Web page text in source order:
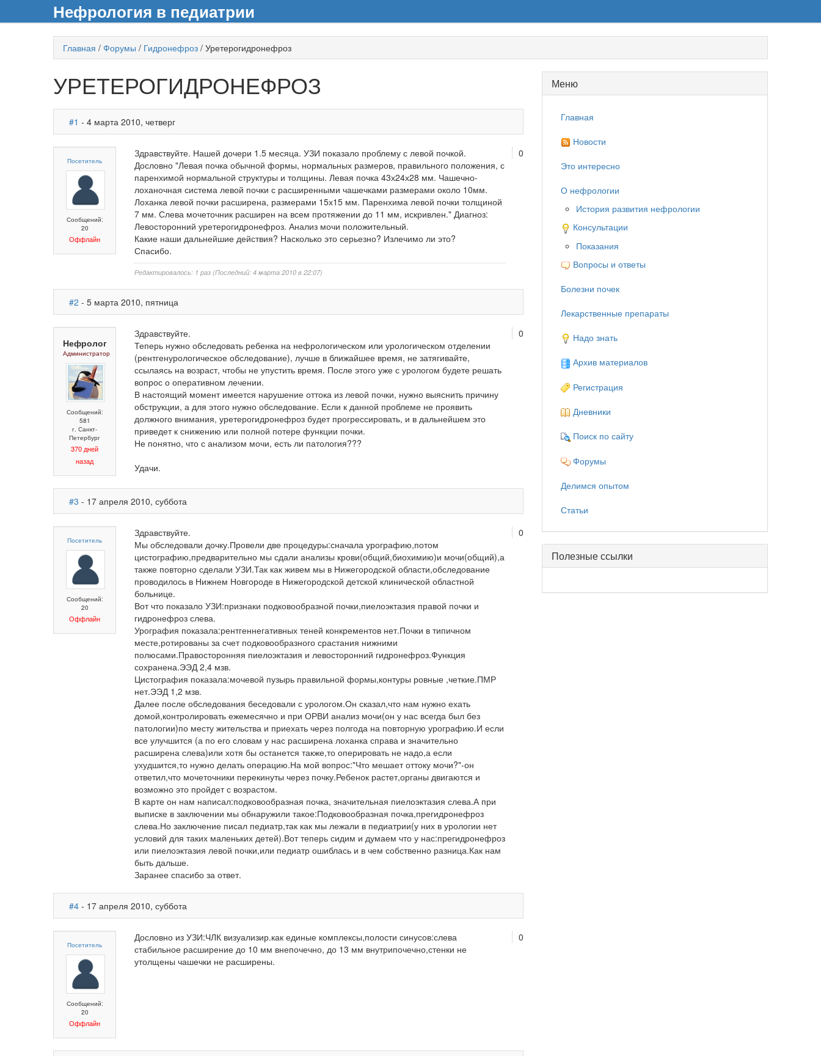
Нефрология в педиатрии
Главная / Форумы / Гидронефроз / Уретерогидронефроз
УРЕТЕРОГИДРОНЕФРОЗ
#1 - 4 марта 2010, четверг
Посетитель
Сообщений:
20
Оффлайн
0
Здравствуйте. Нашей дочери 1.5 месяца. УЗИ показало проблему с левой почкой.
Дословно "Левая почка обычной формы, нормальных размеров, правильного положения, с
паренхимой нормальной структуры и толщины. Левая почка 43х24х28 мм. Чашечно-
лоханочная система левой почки с расширенными чашечками размерами около 10мм.
Лоханка левой почки расширена, размерами 15х15 мм. Паренхима левой почки толщиной
7 мм. Слева мочеточник расширен на всем протяжении до 11 мм, искривлен." Диагноз:
Левосторонний уретерогидронефроз. Анализ мочи положительный.
Какие наши дальнейшие действия? Насколько это серьезно? Излечимо ли это?
Спасибо.
Редактировалось: 1 раз (Последний: 4 марта 2010 в 22:07)
#2 - 5 марта 2010, пятница
Нефролог
Администратор
Сообщений:
581
г. Санкт-
Петербург
370 дней
назад
0
Здравствуйте.
Теперь нужно обследовать ребенка на нефрологическом или урологическом отделении
(рентгенурологическое обследование), лучше в ближайшее время, не затягивайте,
ссылаясь на возраст, чтобы не упустить время. После этого уже с урологом будете решать
вопрос о оперативном лечении.
В настоящий момент имеется нарушение оттока из левой почки, нужно выяснить причину
обструкции, а для этого нужно обследование. Если к данной проблеме не проявить
должного внимания, уретерогидронефроз будет прогрессировать, и в дальнейшем это
приведет к снижению или полной потере функции почки.
Не понятно, что с анализом мочи, есть ли патология???
Удачи.
#3 - 17 апреля 2010, суббота
Посетитель
Сообщений:
20
Оффлайн
0
Здравствуйте.
Мы обследовали дочку.Провели две процедуры:сначала урографию,потом
цистографию,предварительно мы сдали анализы крови(общий,биохимию)и мочи(общий),а
также повторно сделали УЗИ.Так как живем мы в Нижегородской области,обследование
проводилось в Нижнем Новгороде в Нижегородской детской клинической областной
больнице.
Вот что показало УЗИ:признаки подковообразной почки,пиелоэктазия правой почки и
гидронефроз слева.
Урография показала:рентгеннегативных теней конкрементов нет.Почки в типичном
месте,ротированы за счет подковообразного срастания нижними
полюсами.Правосторонняя пиелоэктазия и левосторонний гидронефроз.Функция
сохранена.ЭЭД 2,4 мзв.
Цистография показала:мочевой пузырь правильной формы,контуры ровные ,четкие.ПМР
нет.ЭЭД 1,2 мзв.
Далее после обследования беседовали с урологом.Он сказал,что нам нужно ехать
домой,контролировать ежемесячно и при ОРВИ анализ мочи(он у нас всегда был без
патологии)по месту жительства и приехать через полгода на повторную урографию.И если
все улучшится (а по его словам у нас расширена лоханка справа и значительно
расширена слева)или хотя бы останется также,то оперировать не надо,а если
ухудшится,то нужно делать операцию.На мой вопрос:"Что мешает оттоку мочи?"-он
ответил,что мочеточники перекинуты через почку.Ребенок растет,органы двигаются и
возможно это пройдет с возрастом.
В карте он нам написал:подковообразная почка, значительная пиелоэктазия слева.А при
выписке в заключении мы обнаружили такое:Подковообразная почка,прегидронефроз
слева.Но заключение писал педиатр,так как мы лежали в педиатрии(у них в урологии нет
условий для таких маленьких детей).Вот теперь сидим и думаем что у нас:прегидронефроз
или пиелоэктазия левой почки,или педиатр ошиблась и в чем собственно разница.Как нам
быть дальше.
Заранее спасибо за ответ.
#4 - 17 апреля 2010, суббота
Посетитель
Сообщений:
20
Оффлайн
0
Дословно из УЗИ:ЧЛК визуализир.как единые комплексы,полости синусов:слева
стабильное расширение до 10 мм внепочечно, до 13 мм внутрипочечно,стенки не
утолщены чашечки не расширены.
Меню
Главная
Новости
Это интересно
О нефрологии
История развития нефрологии
Консультации
Показания
Вопросы и ответы
Болезни почек
Лекарственные препараты
Надо знать
Архив материалов
Регистрация
Дневники
Поиск по сайту
Форумы
Делимся опытом
Статьи
Полезные ссылки